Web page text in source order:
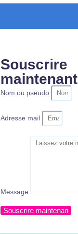
Souscrire
maintenant
Nom ou pseudo
Adresse mail
Message
Souscrire maintenan